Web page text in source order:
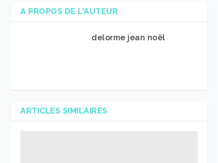
A PROPOS DE L'AUTEUR
delorme jean noël
ARTICLES SIMILAIRES